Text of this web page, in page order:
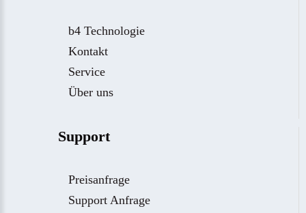
b4 Technologie
Kontakt
Service
Über uns
Support
Preisanfrage
Support Anfrage